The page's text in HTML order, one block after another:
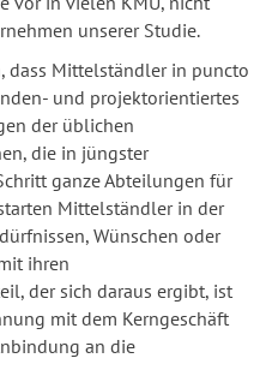
unserer Studie.
dass Mittelständler in puncto
und projektorientiertes
der üblichen
die in jüngster
ganze Abteilungen für
Mittelständler in der
Wünschen oder
ihren
der sich daraus ergibt, ist
mit dem Kerngeschäft
an die